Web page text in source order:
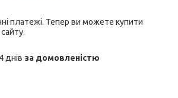
платежі. Тепер ви можете купити
днів за домовленістю